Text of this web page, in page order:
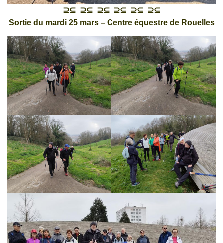
⊇⊆ ⊇⊆ ⊇⊆ ⊇⊆ ⊇⊆ ⊇⊆
Sortie du mardi 25 mars – Centre équestre de Rouelles